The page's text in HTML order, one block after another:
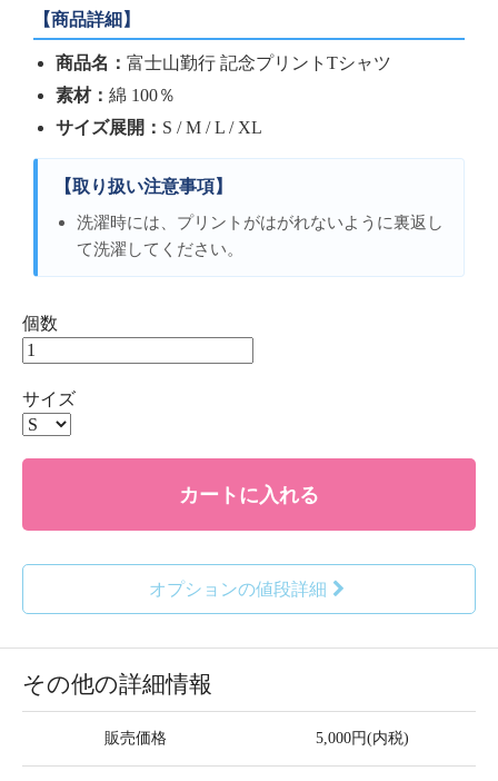
【商品詳細】
商品名： 富士山勤行 記念プリントTシャツ
素材： 綿 100％
サイズ展開： S / M / L / XL
【取り扱い注意事項】
洗濯時には、プリントがはがれないように裏返し
て洗濯してください。
個数
サイズ
カートに入れる
オプションの値段詳細
その他の詳細情報
販売価格 5,000円(内税)